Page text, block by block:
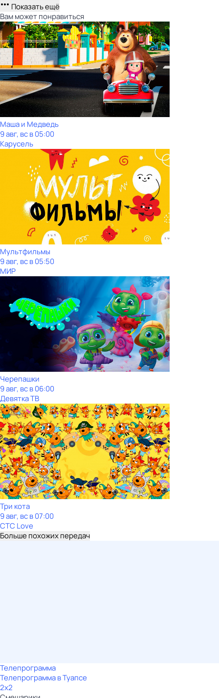
Показать ещё
Вам может понравиться
Маша и Медведь
9 авг, вс в 05:00
Карусель
Мультфильмы
9 авг, вс в 05:50
МИР
Черепашки
9 авг, вс в 06:00
Девятка ТВ
Три кота
9 авг, вс в 07:00
СТС Love
Больше похожих передач
Телепрограмма
Телепрограмма в Туапсе
2x2